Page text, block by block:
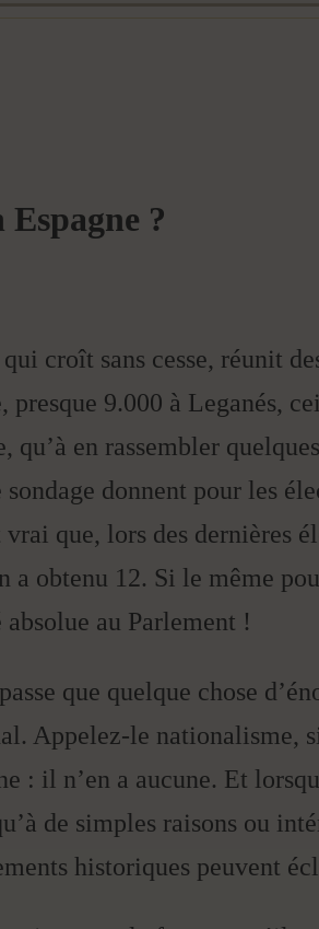
?
croît sans cesse, réunit
presque 9.000 à Leganés,
qu’à en rassembler
donnent pour les
que, lors des dernières
a obtenu 12. Si le même
au Parlement !
que quelque chose
Appelez-le nationalisme,
: il n’en a aucune. Et
de simples raisons ou
historiques peuvent